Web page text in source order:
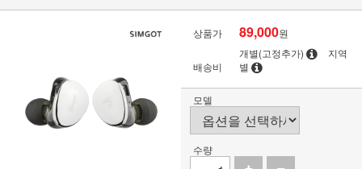
상품가 89,000원
배송비
개별(고정추가)
지역
별
모델
수량